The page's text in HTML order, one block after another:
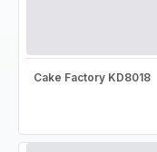
Cake Factory KD8018